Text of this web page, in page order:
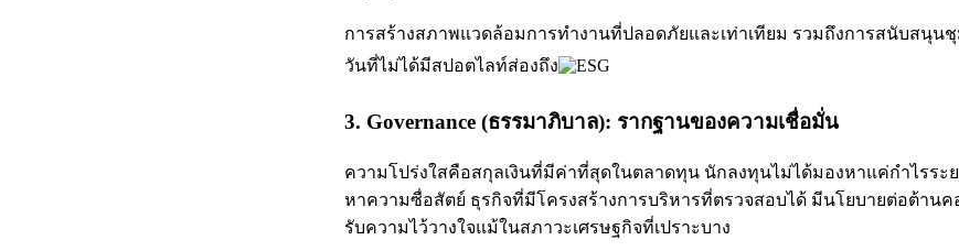
การสร้างสภาพแวดล้อมการทำงานที่ปลอดภัยและเท่าเทียม รวมถึงการสนับสนุน
วันที่ไม่ได้มีสปอตไลท์ส่องถึง
3. Governance (ธรรมาภิบาล): รากฐานของความเชื่อมั่น
ความโปร่งใสคือสกุลเงินที่มีค่าที่สุดในตลาดทุน นักลงทุนไม่ได้มองหาแค่กำไรระ
หาความซื่อสัตย์ ธุรกิจที่มีโครงสร้างการบริหารที่ตรวจสอบได้ มีนโยบายต่อต้านค
รับความไว้วางใจแม้ในสภาวะเศรษฐกิจที่เปราะบาง